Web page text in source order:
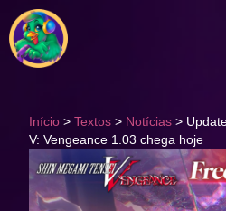
Início >Textos > Notícias >
V: Vengeance 1.03 chega hoje